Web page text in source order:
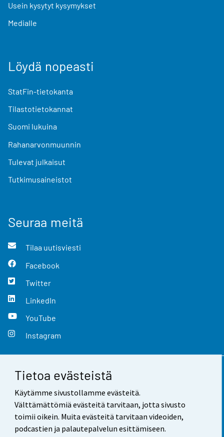
Tietoa evästeistä
Käytämme sivustollamme evästeitä.
Välttämättömiä evästeitä tarvitaan, jotta sivusto
toimii oikein. Muita evästeitä tarvitaan videoiden,
podcastien ja palautepalvelun esittämiseen.
Usein kysytyt kysymykset
Medialle
Löydä nopeasti
StatFin-tietokanta
Tilastotietokannat
Suomi lukuina
Rahanarvonmuunnin
Tulevat julkaisut
Tutkimusaineistot
Seuraa meitä
Tilaa uutisviesti
Facebook
Twitter
LinkedIn
YouTube
Instagram
Yhteystiedot
Palaute
Käyttöehdot